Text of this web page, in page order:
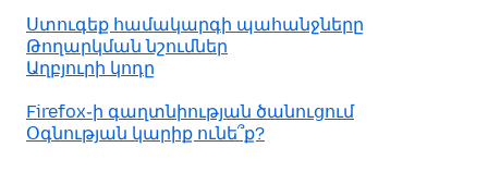
Ստուգեք համակարգի պահանջները
Թողարկման նշումներ
Աղբյուրի կոդը
Firefox֊ի գաղտնիության ծանուցում
Օգնության կարիք ունե՞ք?